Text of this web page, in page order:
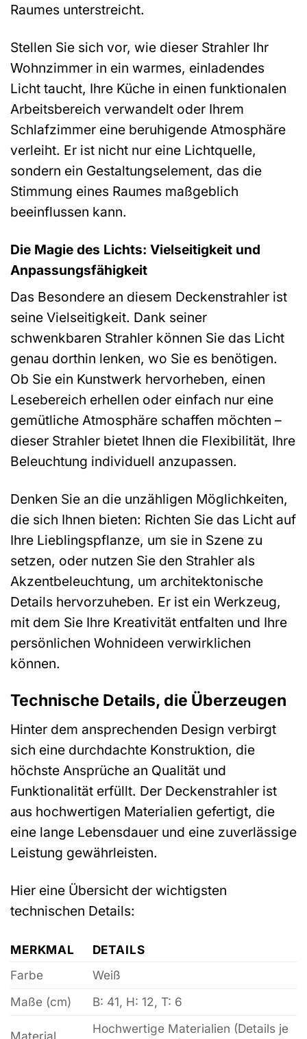
Raumes unterstreicht.
Stellen Sie sich vor, wie dieser Strahler Ihr
Wohnzimmer in ein warmes, einladendes
Licht taucht, Ihre Küche in einen funktionalen
Arbeitsbereich verwandelt oder Ihrem
Schlafzimmer eine beruhigende Atmosphäre
verleiht. Er ist nicht nur eine Lichtquelle,
sondern ein Gestaltungselement, das die
Stimmung eines Raumes maßgeblich
beeinflussen kann.
Die Magie des Lichts: Vielseitigkeit und
Anpassungsfähigkeit
Das Besondere an diesem Deckenstrahler ist
seine Vielseitigkeit. Dank seiner
schwenkbaren Strahler können Sie das Licht
genau dorthin lenken, wo Sie es benötigen.
Ob Sie ein Kunstwerk hervorheben, einen
Lesebereich erhellen oder einfach nur eine
gemütliche Atmosphäre schaffen möchten –
dieser Strahler bietet Ihnen die Flexibilität, Ihre
Beleuchtung individuell anzupassen.
Denken Sie an die unzähligen Möglichkeiten,
die sich Ihnen bieten: Richten Sie das Licht auf
Ihre Lieblingspflanze, um sie in Szene zu
setzen, oder nutzen Sie den Strahler als
Akzentbeleuchtung, um architektonische
Details hervorzuheben. Er ist ein Werkzeug,
mit dem Sie Ihre Kreativität entfalten und Ihre
persönlichen Wohnideen verwirklichen
können.
Technische Details, die Überzeugen
Hinter dem ansprechenden Design verbirgt
sich eine durchdachte Konstruktion, die
höchste Ansprüche an Qualität und
Funktionalität erfüllt. Der Deckenstrahler ist
aus hochwertigen Materialien gefertigt, die
eine lange Lebensdauer und eine zuverlässige
Leistung gewährleisten.
Hier eine Übersicht der wichtigsten
technischen Details:
MERKMAL
DETAILS
Farbe
Weiß
Maße (cm)
B: 41, H: 12, T: 6
Material
Hochwertige Materialien (Details je